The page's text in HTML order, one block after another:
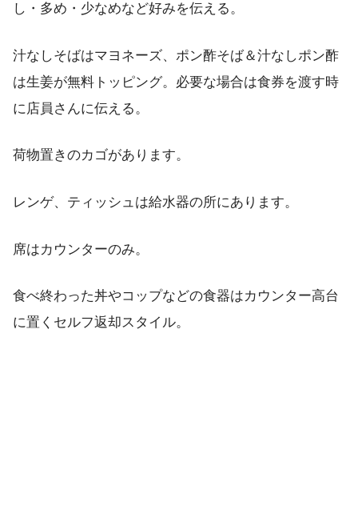
し・多め・少なめなど好みを伝える。
汁なしそばはマヨネーズ、ポン酢そば＆汁なしポン酢
は生姜が無料トッピング。必要な場合は食券を渡す時
に店員さんに伝える。
荷物置きのカゴがあります。
レンゲ、ティッシュは給水器の所にあります。
席はカウンターのみ。
食べ終わった丼やコップなどの食器はカウンター高台
に置くセルフ返却スタイル。